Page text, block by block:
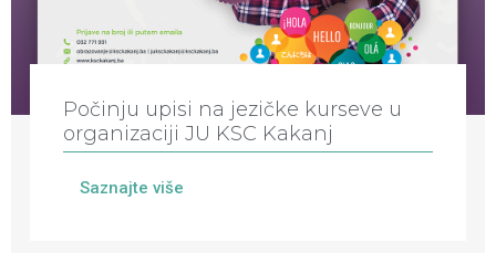
Počinju upisi na jezičke kurseve u
organizaciji JU KSC Kakanj
Saznajte više